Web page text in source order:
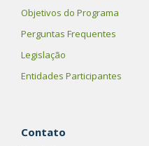
Objetivos do Programa
Perguntas Frequentes
Legislação
Entidades Participantes
Contato